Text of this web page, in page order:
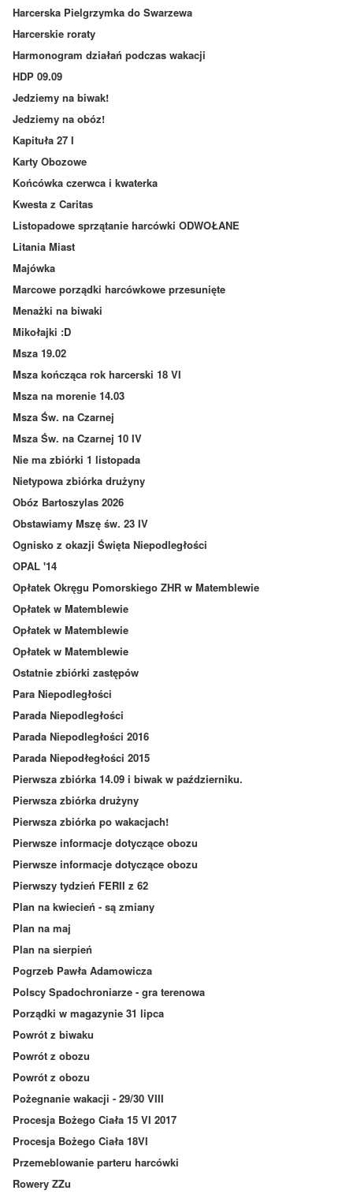
Harcerska Pielgrzymka do Swarzewa
Harcerskie roraty
Harmonogram działań podczas wakacji
HDP 09.09
Jedziemy na biwak!
Jedziemy na obóz!
Kapituła 27 I
Karty Obozowe
Końcówka czerwca i kwaterka
Kwesta z Caritas
Listopadowe sprzątanie harcówki ODWOŁANE
Litania Miast
Majówka
Marcowe porządki harcówkowe przesunięte
Menażki na biwaki
Mikołajki :D
Msza 19.02
Msza kończąca rok harcerski 18 VI
Msza na morenie 14.03
Msza Św. na Czarnej
Msza Św. na Czarnej 10 IV
Nie ma zbiórki 1 listopada
Nietypowa zbiórka drużyny
Obóz Bartoszylas 2026
Obstawiamy Mszę św. 23 IV
Ognisko z okazji Święta Niepodległości
OPAL '14
Opłatek Okręgu Pomorskiego ZHR w Matemblewie
Opłatek w Matemblewie
Opłatek w Matemblewie
Opłatek w Matemblewie
Ostatnie zbiórki zastępów
Para Niepodległości
Parada Niepodległości
Parada Niepodległości 2016
Parada Niepodłegłości 2015
Pierwsza zbiórka 14.09 i biwak w październiku.
Pierwsza zbiórka drużyny
Pierwsza zbiórka po wakacjach!
Pierwsze informacje dotyczące obozu
Pierwsze informacje dotyczące obozu
Pierwszy tydzień FERII z 62
Plan na kwiecień - są zmiany
Plan na maj
Plan na sierpień
Pogrzeb Pawła Adamowicza
Polscy Spadochroniarze - gra terenowa
Porządki w magazynie 31 lipca
Powrót z biwaku
Powrót z obozu
Powrót z obozu
Pożegnanie wakacji - 29/30 VIII
Procesja Bożego Ciała 15 VI 2017
Procesja Bożego Ciała 18VI
Przemeblowanie parteru harcówki
Rowery ZZu